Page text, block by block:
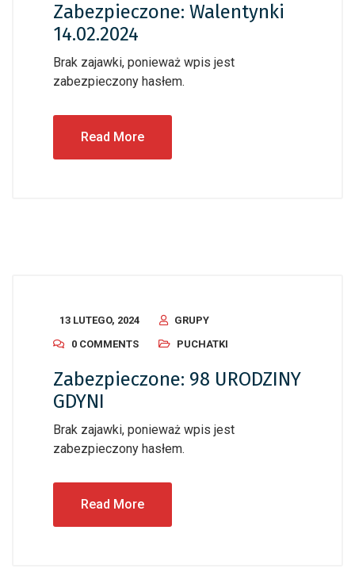
Zabezpieczone: Walentynki
14.02.2024
Brak zajawki, ponieważ wpis jest
zabezpieczony hasłem.
Read More
13 LUTEGO, 2024
GRUPY
0 COMMENTS
PUCHATKI
Zabezpieczone: 98 URODZINY
GDYNI
Brak zajawki, ponieważ wpis jest
zabezpieczony hasłem.
Read More